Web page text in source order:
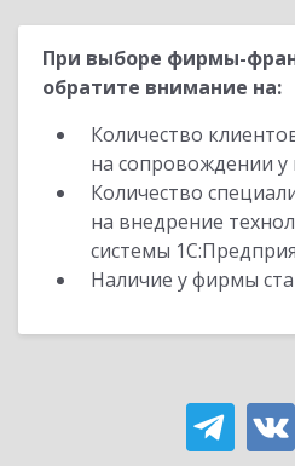
При выборе фирмы-
обратите внимание на:
Количество
на сопровождении
Количество
на внедрение
системы
Наличие у фирмы